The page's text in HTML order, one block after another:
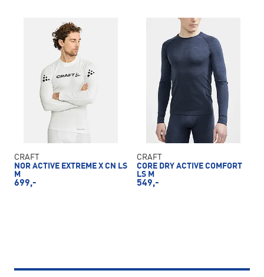
CRAFT
NOR ACTIVE EXTREME X CN LS
M
699,-
CRAFT
CORE DRY ACTIVE COMFORT
LS M
549,-